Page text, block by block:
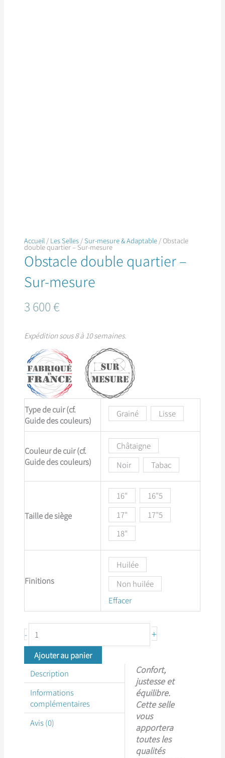
Accueil / Les Selles /Sur-mesure & Adaptable / Obstacle
double quartier – Sur-mesure
Obstacle double quartier –
Sur-mesure
3 600€
Expédition sous 8 à 10 semaines.
Type de cuir (cf.
Guide des couleurs)
Grainé Lisse
Couleur de cuir (cf.
Guide des couleurs)
Châtaigne
Noir
Tabac
Taille de siège
16"
16"5
17"
17"5
18"
Finitions
Huilée
Non huilée
Effacer
- de
Obstacle
double
quartier
-
Sur-
mesure
+
Ajouter au panier
Description
Informations
complémentaires
Avis (0)
Confort,
justesse et
équilibre.
Cette selle
vous
apportera
toutes les
qualités